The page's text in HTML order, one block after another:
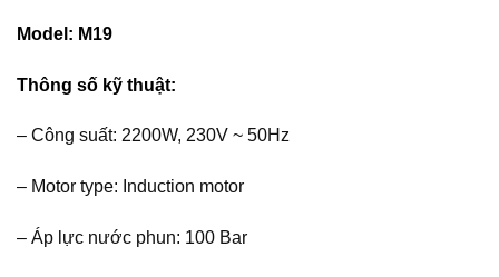
Model: M19
Thông số kỹ thuật:
– Công suất: 2200W, 230V ~ 50Hz
– Motor type: Induction motor
– Áp lực nước phun: 100 Bar